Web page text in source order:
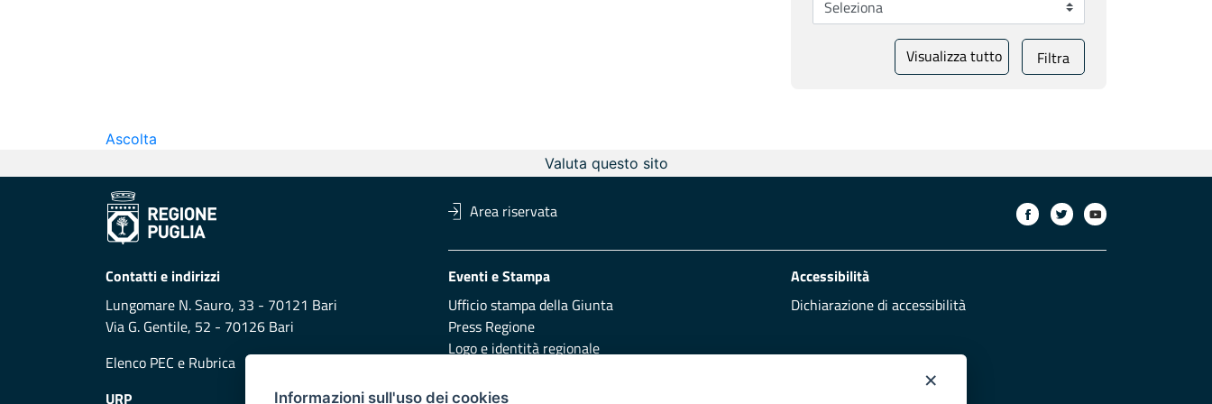
Visualizza tutto Filtra
Ascolta
Valuta questo sito
Area riservata
Contatti e indirizzi
Lungomare N. Sauro, 33 - 70121 Bari
Via G. Gentile, 52 - 70126 Bari
Elenco PEC e Rubrica
Eventi e Stampa
Ufficio stampa della Giunta
Press Regione
Logo e identità regionale
Accessibilità
Dichiarazione di accessibilità
URP Redazione
×
Informazioni sull'uso dei cookies